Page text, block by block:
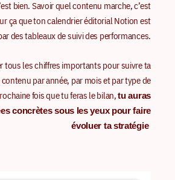
bien. Savoir quel contenu marche, c’est
ça que ton calendrier éditorial Notion est
des tableaux de suivi des performances.
tous les chiffres importants pour suivre ta
par année, par mois et par type de
fois que tu feras le bilan,tu auras
concrètes sous les yeux pour faire
évoluer ta stratégie